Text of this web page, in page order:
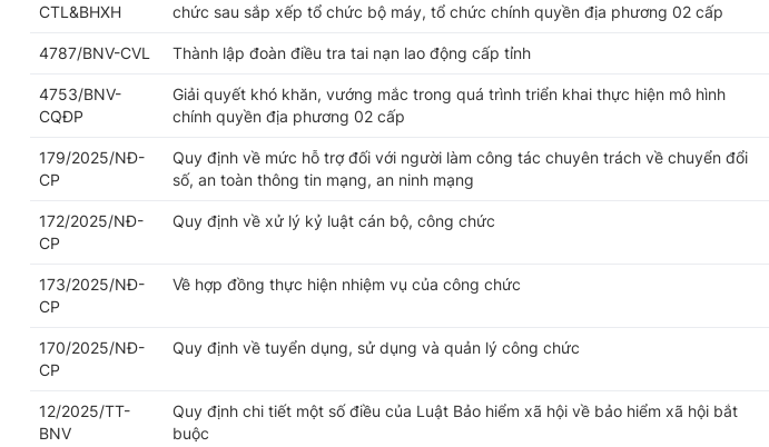
CTL&BHXH
chức sau sắp xếp tổ chức bộ máy, tổ chức chính quyền địa phương 02 cấp
4787/BNV-CVL Thành lập đoàn điều tra tai nạn lao động cấp tỉnh
4753/BNV-
CQĐP
Giải quyết khó khăn, vướng mắc trong quá trình triển khai thực hiện mô hình
chính quyền địa phương 02 cấp
179/2025/NĐ-
CP
Quy định về mức hỗ trợ đối với người làm công tác chuyên trách về chuyển đổi
số, an toàn thông tin mạng, an ninh mạng
172/2025/NĐ-
CP
Quy định về xử lý kỷ luật cán bộ, công chức
173/2025/NĐ-
CP
Về hợp đồng thực hiện nhiệm vụ của công chức
170/2025/NĐ-
CP
Quy định về tuyển dụng, sử dụng và quản lý công chức
12/2025/TT-
BNV
Quy định chi tiết một số điều của Luật Bảo hiểm xã hội về bảo hiểm xã hội bắt
buộc